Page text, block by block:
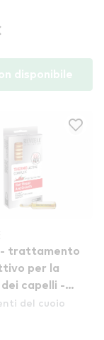
disponibile
- trattamento
per la
capelli -
Complex
And Growth
del cuoio